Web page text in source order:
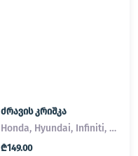
ძრავის კრიშკა
Honda, Hyundai, Infiniti, Kia, Lexus, Mazda, Mitsubishi, Nissan, Subaru, Suzuki, Toyota
₾149.00